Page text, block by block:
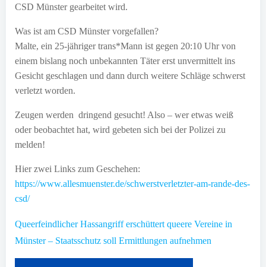
CSD Münster gearbeitet wird.
Was ist am CSD Münster vorgefallen?
Malte, ein 25-jähriger trans*Mann ist gegen 20:10 Uhr von
einem bislang noch unbekannten Täter erst unvermittelt ins
Gesicht geschlagen und dann durch weitere Schläge schwerst
verletzt worden.
Zeugen werden dringend gesucht! Also – wer etwas weiß
oder beobachtet hat, wird gebeten sich bei der Polizei zu
melden!
Hier zwei Links zum Geschehen:
https://www.allesmuenster.de/schwerstverletzter-am-rande-des-
csd/
Queerfeindlicher Hassangriff erschüttert queere Vereine in
Münster – Staatsschutz soll Ermittlungen aufnehmen